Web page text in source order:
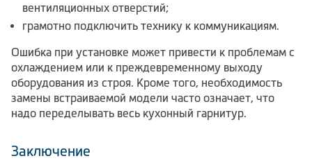
вентиляционных отверстий;
грамотно подключить технику к коммуникациям.
Ошибка при установке может привести к проблемам с
охлаждением или к преждевременному выходу
оборудования из строя. Кроме того, необходимость
замены встраиваемой модели часто означает, что
надо переделывать весь кухонный гарнитур.
Заключение